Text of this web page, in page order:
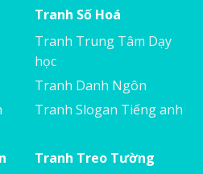
Tranh Số Hoá
Tranh Trung Tâm Dạy
học
Tranh Danh Ngôn
Tranh Slogan Tiếng anh
Tranh Treo Tường